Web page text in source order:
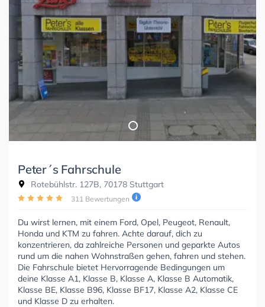
Peter´s Fahrschule
Rotebühlstr. 127B, 70178 Stuttgart
311 Bewertungen
Du wirst lernen, mit einem Ford, Opel, Peugeot, Renault,
Honda und KTM zu fahren. Achte darauf, dich zu
konzentrieren, da zahlreiche Personen und geparkte Autos
rund um die nahen Wohnstraßen gehen, fahren und stehen.
Die Fahrschule bietet Hervorragende Bedingungen um
deine Klasse A1, Klasse B, Klasse A, Klasse B Automatik,
Klasse BE, Klasse B96, Klasse BF17, Klasse A2, Klasse CE
und Klasse D zu erhalten.